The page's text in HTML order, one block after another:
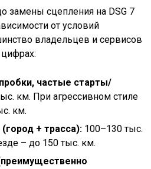
замены сцепления на DSG 7
от условий
владельцев и сервисов
частые старты/
км. При агрессивном стиле
км.
+ трасса): 100–130 тыс.
– до 150 тыс. км.